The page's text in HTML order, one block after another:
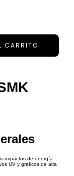
impactos de energía
UV y gráficos de alta